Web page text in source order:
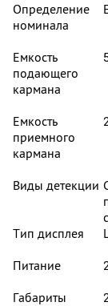
Определение
номинала
Емкость
подающего
кармана
Емкость
приемного
кармана
Виды детекции
Тип дисплея
Питание
Габариты